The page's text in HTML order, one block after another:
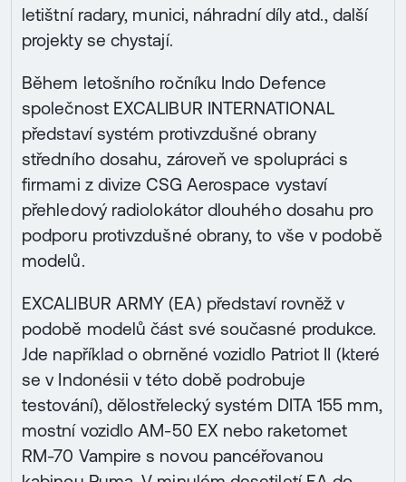
letištní radary, munici, náhradní díly atd., další
projekty se chystají.
Během letošního ročníku Indo Defence
společnost EXCALIBUR INTERNATIONAL
představí systém protivzdušné obrany
středního dosahu, zároveň ve spolupráci s
firmami z divize CSG Aerospace vystaví
přehledový radiolokátor dlouhého dosahu pro
podporu protivzdušné obrany, to vše v podobě
modelů.
EXCALIBUR ARMY (EA) představí rovněž v
podobě modelů část své současné produkce.
Jde například o obrněné vozidlo Patriot II (které
se v Indonésii v této době podrobuje
testování), dělostřelecký systém DITA 155 mm,
mostní vozidlo AM-50 EX nebo raketomet
RM-70 Vampire s novou pancéřovanou